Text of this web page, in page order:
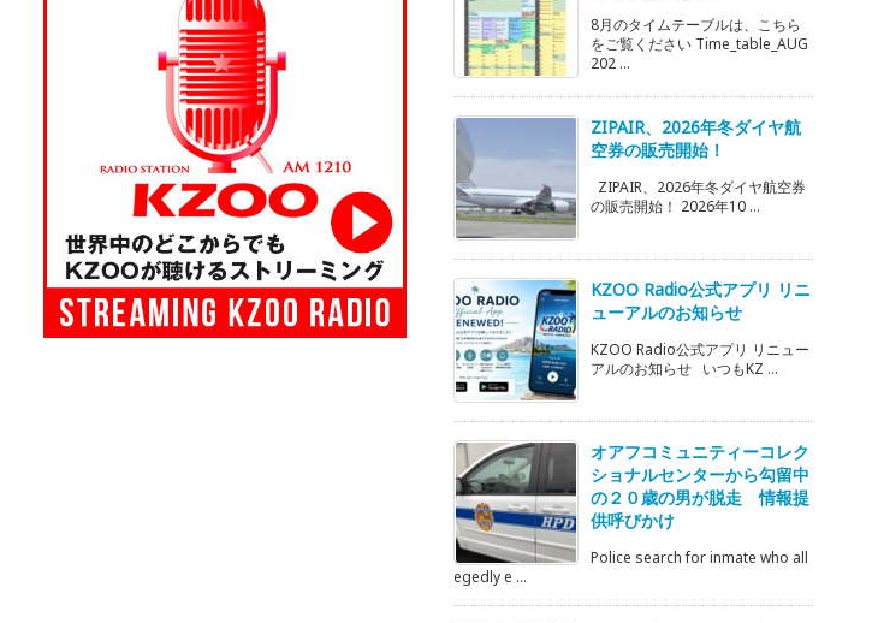
8月のタイムテーブルは、こちら
をご覧ください Time_table_AUG
202 ...
ZIPAIR、2026年冬ダイヤ航
空券の販売開始！
ZIPAIR、2026年冬ダイヤ航空券
の販売開始！ 2026年10 ...
KZOO Radio公式アプリ リニ
ューアルのお知らせ
KZOO Radio公式アプリ リニュー
アルのお知らせ いつもKZ ...
オアフコミュニティーコレク
ショナルセンターから勾留中
の２０歳の男が脱走 情報提
供呼びかけ
Police search for inmate who all
egedly e ...